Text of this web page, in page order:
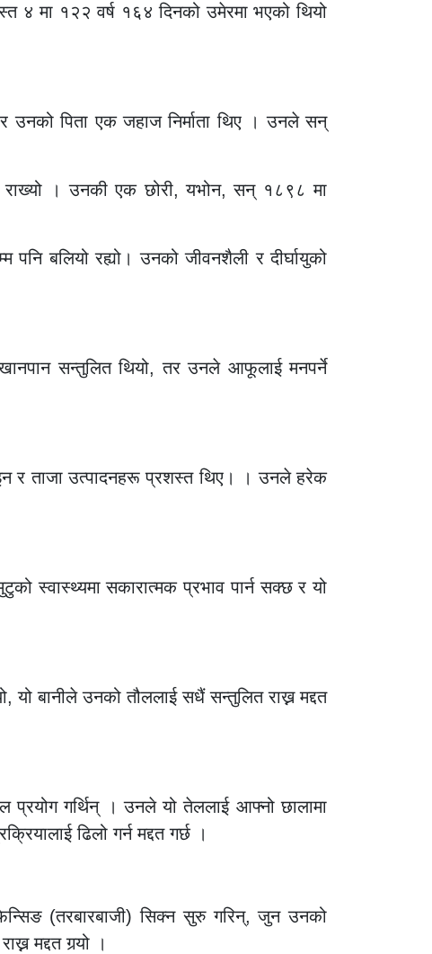
मा १२२ वर्ष १६४ दिनको उमेरमा भएको थियो
उनको पिता एक जहाज निर्माता थिए । उनले सन्
राख्यो । उनकी एक छोरी, यभोन, सन् १८९८ मा
बलियो रह्यो। उनको जीवनशैली र दीर्घायुको
सन्तुलित थियो, तर उनले आफूलाई मनपर्ने
र ताजा उत्पादनहरू प्रशस्त थिए। । उनले हरेक
स्वास्थ्यमा सकारात्मक प्रभाव पार्न सक्छ र यो
यो बानीले उनको तौललाई सधैं सन्तुलित राख्न मद्दत
गर्थिन् । उनले यो तेललाई आफ्नो छालामा
ढिलो गर्न मद्दत गर्छ ।
(तरबारबाजी) सिक्न सुरु गरिन्, जुन उनको
मद्दत गर्‍यो ।